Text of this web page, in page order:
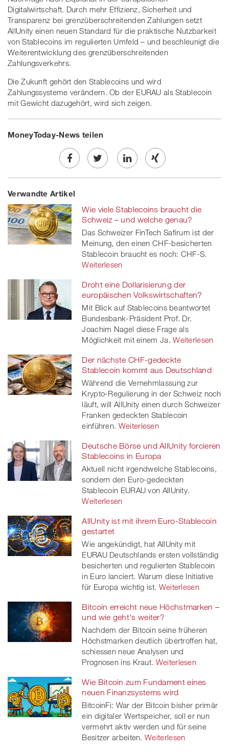
Digitalwirtschaft. Durch mehr Effizienz, Sicherheit und
Transparenz bei grenzüberschreitenden Zahlungen setzt
AllUnity einen neuen Standard für die praktische Nutzbarkeit
von Stablecoins im regulierten Umfeld – und beschleunigt die
Weiterentwicklung des grenzüberschreitenden
Zahlungsverkehrs.
Die Zukunft gehört den Stablecoins und wird
Zahlungssysteme verändern. Ob der EURAU als Stablecoin
mit Gewicht dazugehört, wird sich zeigen.
MoneyToday-News teilen
Share
on
Facebook
Twe
on
twitt
er
Share
linkedin
Share
Xing
Verwandte Artikel
Wie viele Stablecoins braucht die
Schweiz – und welche genau?
Das Schweizer FinTech Safirum ist der
Meinung, den einen CHF-besicherten
Stablecoin braucht es noch: CHF-S.
Weiterlesen
Droht eine Dollarisierung der
europäischen Volkswirtschaften?
Mit Blick auf Stablecoins beantwortet
Bundesbank-Präsident Prof. Dr.
Joachim Nagel diese Frage als
Möglichkeit mit einem Ja. Weiterlesen
Der nächste CHF-gedeckte
Stablecoin kommt aus Deutschland
Während die Vernehmlassung zur
Krypto-Regulierung in der Schweiz noch
läuft, will AllUnity einen durch Schweizer
Franken gedeckten Stablecoin
einführen. Weiterlesen
Deutsche Börse und AllUnity forcieren
Stablecoins in Europa
Aktuell nicht irgendwelche Stablecoins,
sondern den Euro-gedeckten
Stablecoin EURAU von AllUnity.
Weiterlesen
AllUnity ist mit ihrem Euro-Stablecoin
gestartet
Wie angekündigt, hat AllUnity mit
EURAU Deutschlands ersten vollständig
besicherten und regulierten Stablecoin
in Euro lanciert. Warum diese Initiative
für Europa wichtig ist. Weiterlesen
Bitcoin erreicht neue Höchstmarken –
und wie geht's weiter?
Nachdem der Bitcoin seine früheren
Höchstmarken deutlich übertroffen hat,
schiessen neue Analysen und
Prognosen ins Kraut. Weiterlesen
Wie Bitcoin zum Fundament eines
neuen Finanzsystems wird
BitcoinFi: War der Bitcoin bisher primär
ein digitaler Wertspeicher, soll er nun
vermehrt aktiv werden und für seine
Besitzer arbeiten. Weiterlesen